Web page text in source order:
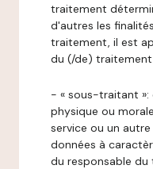
traitement
d'autres les
traitement, il est
du (/de) traitement
- « sous-traitant »:
physique ou
service ou un
données à
du responsable du